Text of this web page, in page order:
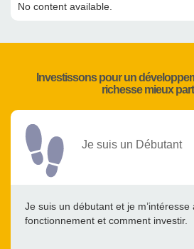
No content available.
Investissons pour un
richesse mieux
Je suis un Débutant
Je suis un débutant et je m’intéresse
fonctionnement et comment investir.